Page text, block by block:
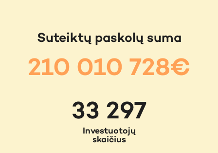
Suteiktų paskolų suma
210 010 728€
33 297
Investuotojų
skaičius